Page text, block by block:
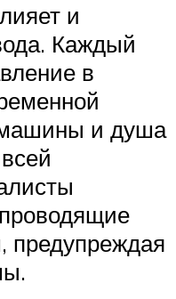
и
Каждый
в
машины и душа
предупреждая